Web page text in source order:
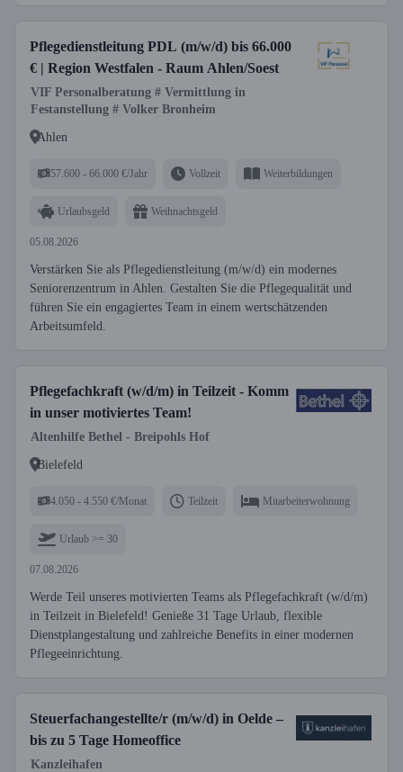
Pflegedienstleitung PDL (m/w/d) bis 66.000
€ | Region Westfalen - Raum Ahlen/Soest
VIF Personalberatung # Vermittlung in
Festanstellung # Volker Bronheim
Ahlen
57.600 - 66.000 €/Jahr Vollzeit Weiterbildungen
Urlaubsgeld Weihnachtsgeld
05.08.2026
Verstärken Sie als Pflegedienstleitung (m/w/d) ein modernes
Seniorenzentrum in Ahlen. Gestalten Sie die Pflegequalität und
führen Sie ein engagiertes Team in einem wertschätzenden
Arbeitsumfeld.
Pflegefachkraft (w/d/m) in Teilzeit - Komm
in unser motiviertes Team!
Altenhilfe Bethel - Breipohls Hof
Bielefeld
4.050 - 4.550 €/Monat Teilzeit Mitarbeiterwohnung
Urlaub >= 30
07.08.2026
Werde Teil unseres motivierten Teams als Pflegefachkraft (w/d/m)
in Teilzeit in Bielefeld! Genieße 31 Tage Urlaub, flexible
Dienstplangestaltung und zahlreiche Benefits in einer modernen
Pflegeeinrichtung.
Steuerfachangestellte/r (m/w/d) in Oelde –
bis zu 5 Tage Homeoffice
Kanzleihafen